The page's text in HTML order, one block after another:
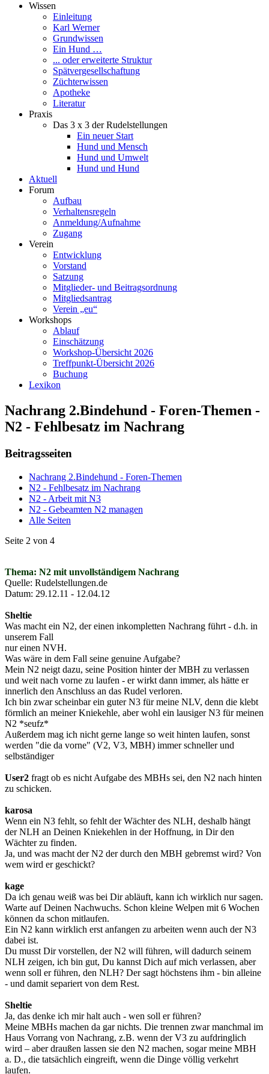
Wissen
Einleitung
Karl Werner
Grundwissen
Ein Hund …
... oder erweiterte Struktur
Spätvergesellschaftung
Züchterwissen
Apotheke
Literatur
Praxis
Das 3 x 3 der Rudelstellungen
Ein neuer Start
Hund und Mensch
Hund und Umwelt
Hund und Hund
Aktuell
Forum
Aufbau
Verhaltensregeln
Anmeldung/Aufnahme
Zugang
Verein
Entwicklung
Vorstand
Satzung
Mitglieder- und Beitragsordnung
Mitgliedsantrag
Verein „eu“
Workshops
Ablauf
Einschätzung
Workshop-Übersicht 2026
Treffpunkt-Übersicht 2026
Buchung
Lexikon
Nachrang 2.Bindehund - Foren-Themen -
N2 - Fehlbesatz im Nachrang
Beitragsseiten
Nachrang 2.Bindehund - Foren-Themen
N2 - Fehlbesatz im Nachrang
N2 - Arbeit mit N3
N2 - Gebeamten N2 managen
Alle Seiten
Seite 2 von 4
Thema: N2 mit unvollständigem Nachrang
Quelle: Rudelstellungen.de
Datum: 29.12.11 - 12.04.12
Sheltie
Was macht ein N2, der einen inkompletten Nachrang führt - d.h. in
unserem Fall
nur einen NVH.
Was wäre in dem Fall seine genuine Aufgabe?
Mein N2 neigt dazu, seine Position hinter der MBH zu verlassen
und weit nach vorne zu laufen - er wirkt dann immer, als hätte er
innerlich den Anschluss an das Rudel verloren.
Ich bin zwar scheinbar ein guter N3 für meine NLV, denn die klebt
förmlich an meiner Kniekehle, aber wohl ein lausiger N3 für meinen
N2 *seufz*
Außerdem mag ich nicht gerne lange so weit hinten laufen, sonst
werden "die da vorne" (V2, V3, MBH) immer schneller und
selbständiger
User2 fragt ob es nicht Aufgabe des MBHs sei, den N2 nach hinten
zu schicken.
karosa
Wenn ein N3 fehlt, so fehlt der Wächter des NLH, deshalb hängt
der NLH an Deinen Kniekehlen in der Hoffnung, in Dir den
Wächter zu finden.
Ja, und was macht der N2 der durch den MBH gebremst wird? Von
wem wird er geschickt?
kage
Da ich genau weiß was bei Dir abläuft, kann ich wirklich nur sagen.
Warte auf Deinen Nachwuchs. Schon kleine Welpen mit 6 Wochen
können da schon mitlaufen.
Ein N2 kann wirklich erst anfangen zu arbeiten wenn auch der N3
dabei ist.
Du musst Dir vorstellen, der N2 will führen, will dadurch seinem
NLH zeigen, ich bin gut, Du kannst Dich auf mich verlassen, aber
wenn soll er führen, den NLH? Der sagt höchstens ihm - bin alleine
- und damit separiert von dem Rest.
Sheltie
Ja, das denke ich mir halt auch - wen soll er führen?
Meine MBHs machen da gar nichts. Die trennen zwar manchmal im
Haus Vorrang von Nachrang, z.B. wenn der V3 zu aufdringlich
wird – aber draußen lassen sie den N2 machen, sogar meine MBH
a. D., die tatsächlich eingreift, wenn die Dinge völlig verkehrt
laufen.